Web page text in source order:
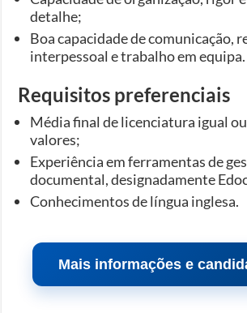
detalhe;
Boa capacidade de comunicação,
interpessoal e trabalho em equipa.
Requisitos preferenciais
Média final de licenciatura igual
valores;
Experiência em ferramentas de
documental, designadamente
Conhecimentos de língua inglesa.
Mais informações e